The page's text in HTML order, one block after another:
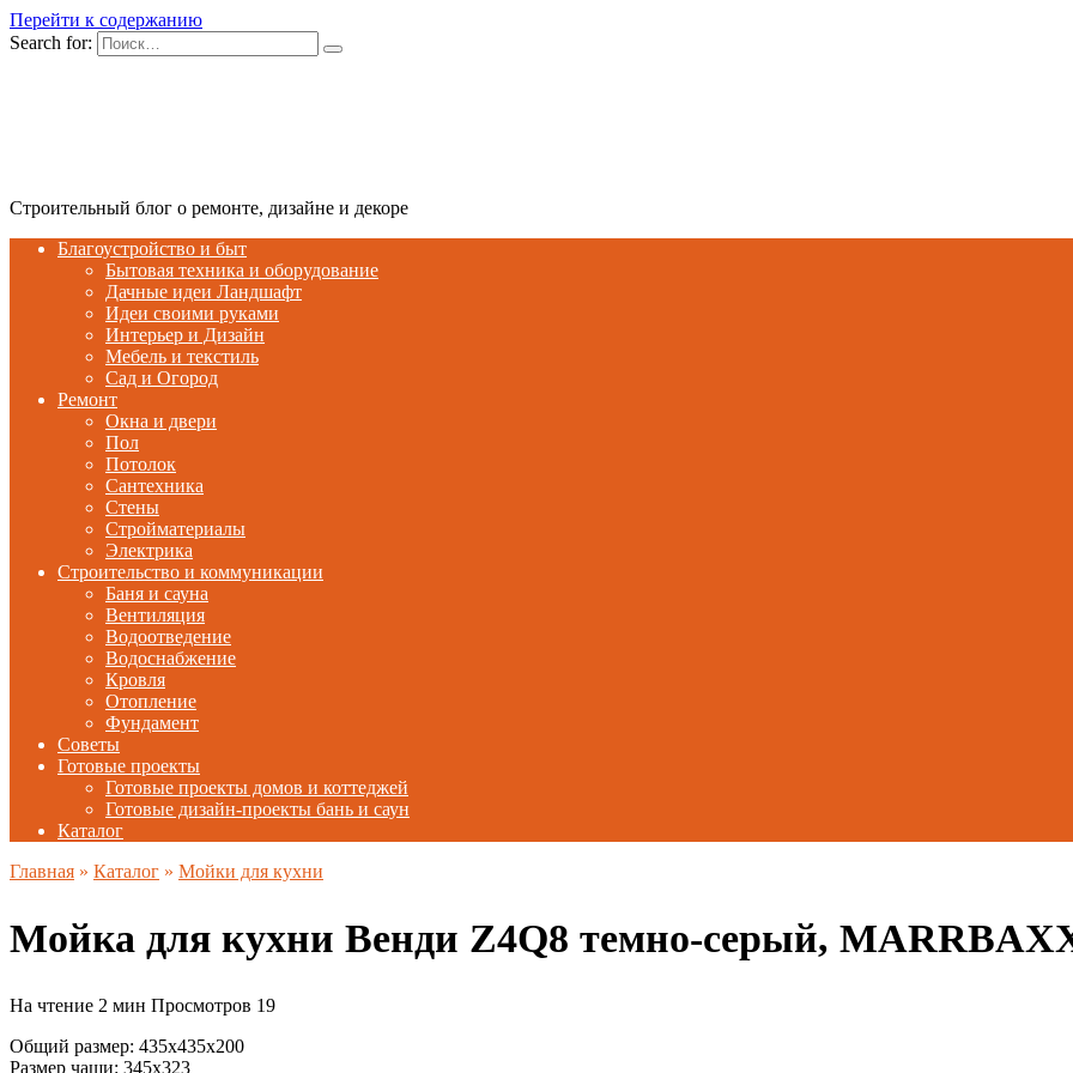
Перейти к содержанию
Search for:
Строительный блог о ремонте, дизайне и декоре
Благоустройство и быт
Бытовая техника и оборудование
Дачные идеи Ландшафт
Идеи своими руками
Интерьер и Дизайн
Мебель и текстиль
Сад и Огород
Ремонт
Окна и двери
Пол
Потолок
Сантехника
Стены
Стройматериалы
Электрика
Строительство и коммуникации
Баня и сауна
Вентиляция
Водоотведение
Водоснабжение
Кровля
Отопление
Фундамент
Советы
Готовые проекты
Готовые проекты домов и коттеджей
Готовые дизайн-проекты бань и саун
Каталог
Главная » Каталог » Мойки для кухни
Мойка для кухни Венди Z4Q8 темно-серый,
На чтение 2 мин Просмотров 19
Общий размер: 435x435x200
Размер чаши: 345х323